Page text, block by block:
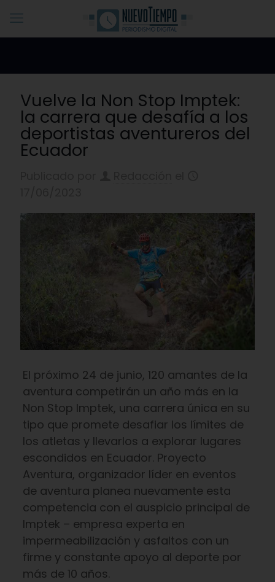
Vuelve la Non Stop Imptek:
la carrera que desafía a los
deportistas aventureros del
Ecuador
El próximo 24 de junio, 120 amantes de la
aventura competirán un año más en la
Non Stop Imptek, una carrera única en su
tipo que promete desafiar los límites de
los atletas y llevarlos a explorar lugares
escondidos en Ecuador. Proyecto
Aventura, organizador líder en eventos
de aventura planea nuevamente esta
competencia con el auspicio principal de
Imptek – empresa experta en
impermeabilización y asfaltos con un
firme y constante apoyo al deporte por
más de 10 años.